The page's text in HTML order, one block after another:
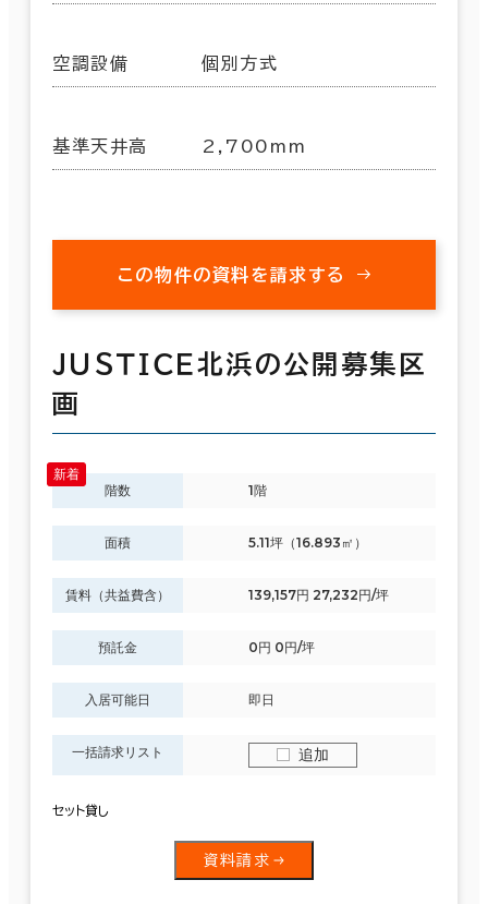
空調設備 個別方式
基準天井高 2,700mm
この物件の資料を請求する
ＪＵＳＴＩＣＥ北浜の公開募集区
画
階数 1階
面積 5.11坪（16.893㎡）
賃料（共益費含） 139,157円 27,232円/坪
預託金 0円 0円/坪
入居可能日 即日
一括請求リスト 追加
セット貸し
資料請求